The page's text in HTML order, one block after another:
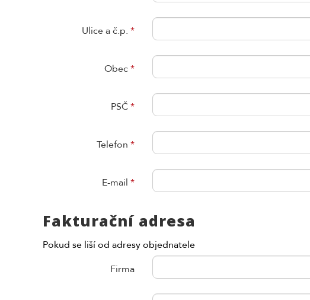
Ulice a č.p. *
Obec *
PSČ*
Telefon *
E-mail *
Fakturační adresa
Pokud se liší od adresy objednatele
Firma